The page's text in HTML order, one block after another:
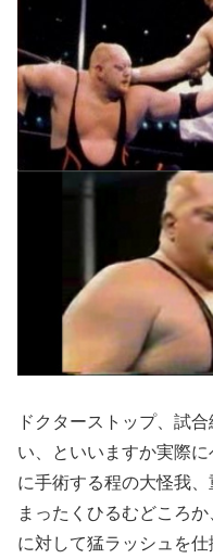
ドクターストップ、試
い、といいますか実際
に手術する程の大怪我
まったくひるむどころ
に対して猛ラッシュを仕